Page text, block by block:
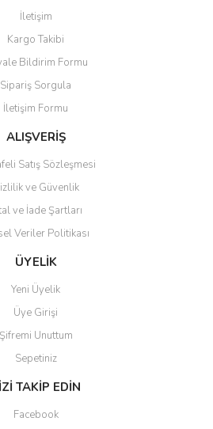
veya görüntülenemiyor.
bilgiler bulunuyor.
bulunuyor.
daha pahalı.
olmalı.
Gönder
İletişim
Kargo Takibi
Bildirim Formu
Sipariş Sorgula
İletişim Formu
ALIŞVERİŞ
Satış Sözleşmesi
ve Güvenlik
ve İade Şartları
Veriler Politikası
ÜYELİK
Yeni Üyelik
Üye Girişi
Şifremi Unuttum
Sepetiniz
TAKİP EDİN
Facebook